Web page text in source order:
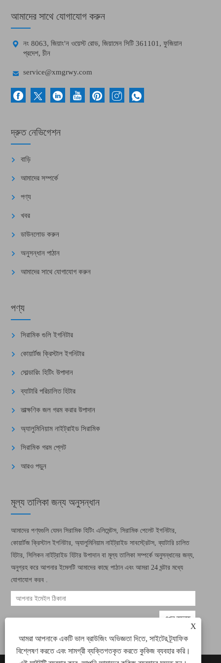
X
আমরা আপনাকে একটি ভাল ব্রাউজিং অভিজ্ঞতা দিতে, সাইটের ট্র্যাফিক
বিশ্লেষণ করতে এবং সামগ্রী ব্যক্তিগতকৃত করতে কুকিজ ব্যবহার করি।
আমাদের সাথে যোগাযোগ করুন

নং 8063, জিয়াং'ন ওয়েস্ট রোড, জিয়ামেন সিটি 361101, ফুজিয়ান
প্রদেশ, চীন
 service@xmgrwy.com
দ্রুত নেভিগেশন
বাড়ি
আমাদের সম্পর্কে
পণ্য
খবর
ডাউনলোড করুন
অনুসন্ধান পাঠান
আমাদের সাথে যোগাযোগ করুন
পণ্য
সিরামিক গুলি ইগনিটার
কোয়ার্টজ ক্রিস্টাল ইগনিটার
সোল্ডারিং হিটিং উপাদান
ব্যাটারি পরিচালিত হিটার
তাত্ক্ষণিক জল গরম করার উপাদান
অ্যালুমিনিয়াম নাইট্রাইড সিরামিক
সিরামিক গরম প্লেট
আরও পড়ুন
মূল্য তালিকা জন্য অনুসন্ধান
আমাদের পণ্যগুলি যেমন সিরামিক হিটিং এলিমেন্টস, সিরামিক পেলেট ইগনিটার,
কোয়ার্টজ ক্রিস্টাল ইগনিটার, অ্যালুমিনিয়াম নাইট্রাইড সাবস্ট্রেটস, ব্যাটারি চালিত
হিটার, সিলিকন নাইট্রাইড হিটার উপাদান বা মূল্য তালিকা সম্পর্কে অনুসন্ধানের জন্য,
অনুগ্রহ করে আপনার ইমেলটি আমাদের কাছে পাঠান এবং আমরা 24 ঘন্টার মধ্যে
যোগাযোগ করব .